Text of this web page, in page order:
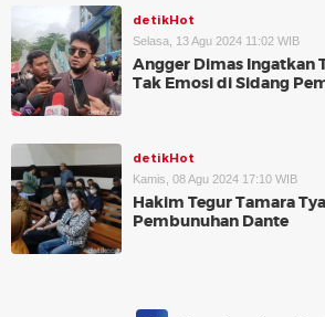
detikHot
Selasa, 13 Agu 2024 11:02 WIB
Angger Dimas Ingatkan
Tak Emosi di Sidang
detikHot
Kamis, 08 Agu 2024 17:10 WIB
Hakim Tegur Tamara
Pembunuhan Dante